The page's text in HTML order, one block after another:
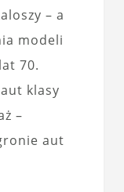
– a
modeli
70.
klasy
–
aut